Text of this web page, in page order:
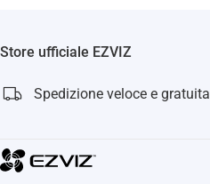
Store ufficiale EZVIZ
Spedizione veloce e gratuita